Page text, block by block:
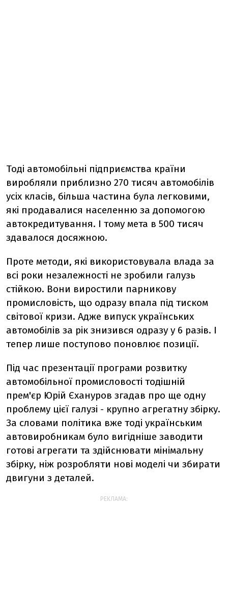
Тоді автомобільні підприємства країни
виробляли приблизно 270 тисяч автомобілів
усіх класів, більша частина була легковими,
які продавалися населенню за допомогою
автокредитування. І тому мета в 500 тисяч
здавалося досяжною.
Проте методи, які використовувала влада за
всі роки незалежності не зробили галузь
стійкою. Вони виростили парникову
промисловість, що одразу впала під тиском
світової кризи. Адже випуск українських
автомобілів за рік знизився одразу у 6 разів. І
тепер лише поступово поновлює позиції.
Під час презентації програми розвитку
автомобільної промисловості тодішній
прем'єр Юрій Єхануров згадав про ще одну
проблему цієї галузі - крупно агрегатну збірку.
За словами політика вже тоді українським
автовиробникам було вигідніше заводити
готові агрегати та здійснювати мінімальну
збірку, ніж розробляти нові моделі чи збирати
двигуни з деталей.
РЕКЛАМА: